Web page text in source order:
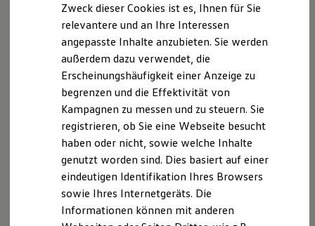
Kaufoptionen
E-Auto-Förderung
Software und Konnektivität
Die ID. Software 6
ID. Software Versionen und Updates
Digitale Extras
Schnittstellen zu Ihrem ID.
Hybridautos
Marke und Erlebnis
Volkswagen R und R Experience
R-Modelle
R Experience
Driving Experience
Volkswagen entdecken
Werkbesichtigung
Lifestyle Shop
Kfz-Schiedsstellen
a) Ist der Betrieb Mitglied der örtlich zuständigen
Innung des Kraftfahrzeughandwerks kann der
Auftraggeber bei Streitigkeiten aus diesem
Auftrag (mit Ausnahme von Nutzfahrzeugen mit
einem Gesamtgewicht von mehr als 3,5 t) oder -
mit dessen Einverständnis - der Auftragnehmer
die für den Auftragnehmer zuständige Kfz-
Schiedsstelle anrufen. Die Anrufung muss
unverzüglich nach Kenntnis des Streitpunktes
durch Einreichung eines Schriftsatzes
(Anrufungsschrift) bei der Schiedsstelle erfolgen.
b) Durch die Entscheidung der Kfz-Schiedsstelle
Zweck dieser Cookies ist es, Ihnen für Sie
relevantere und an Ihre Interessen
angepasste Inhalte anzubieten. Sie werden
außerdem dazu verwendet, die
Erscheinungshäufigkeit einer Anzeige zu
begrenzen und die Effektivität von
Kampagnen zu messen und zu steuern. Sie
registrieren, ob Sie eine Webseite besucht
haben oder nicht, sowie welche Inhalte
genutzt worden sind. Dies basiert auf einer
eindeutigen Identifikation Ihres Browsers
sowie Ihres Internetgeräts. Die
Informationen können mit anderen